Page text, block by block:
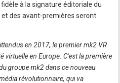
à la signature éditoriale du
des avant-premières seront
en 2017, le premier mk2 VR
virtuelle en Europe. C'est la première
groupe mk2 dans ce nouveau
révolutionnaire, qui va